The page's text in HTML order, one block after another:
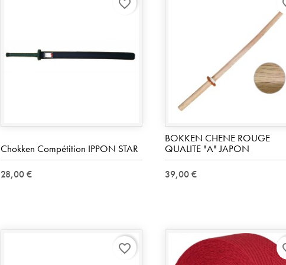
Chokken Compétition IPPON STAR
28,00 €
favorite_border
BOKKEN CHENE ROUGE
QUALITE "A" JAPON
39,00 €
favorite_border